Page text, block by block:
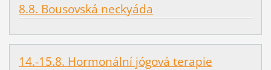
8.8. Bousovská neckyáda
14.-15.8. Hormonální jógová terapie